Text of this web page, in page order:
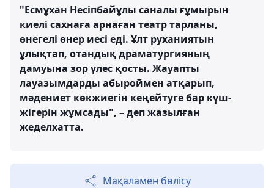
"Есмұхан Несіпбайұлы саналы ғұмырын
киелі сахнаға арнаған театр тарланы,
өнегелі өнер иесі еді. Ұлт руханиятын
ұлықтап, отандық драматургияның
дамуына зор үлес қосты. Жауапты
лауазымдарды абыроймен атқарып,
мәдениет көкжиегін кеңейтуге бар күш-
жігерін жұмсады", – деп жазылған
жеделхатта.
Мақаламен бөлісу